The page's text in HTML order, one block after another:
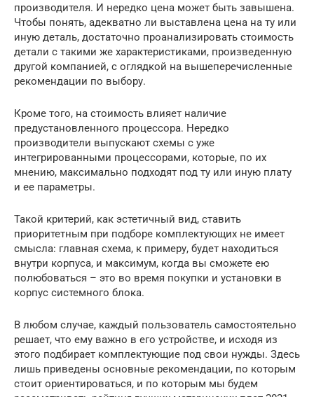
производителя. И нередко цена может быть завышена.
Чтобы понять, адекватно ли выставлена цена на ту или
иную деталь, достаточно проанализировать стоимость
детали с такими же характеристиками, произведенную
другой компанией, с оглядкой на вышеперечисленные
рекомендации по выбору.
Кроме того, на стоимость влияет наличие
предустановленного процессора. Нередко
производители выпускают схемы с уже
интегрированными процессорами, которые, по их
мнению, максимально подходят под ту или иную плату
и ее параметры.
Такой критерий, как эстетичный вид, ставить
приоритетным при подборе комплектующих не имеет
смысла: главная схема, к примеру, будет находиться
внутри корпуса, и максимум, когда вы сможете ею
полюбоваться – это во время покупки и установки в
корпус системного блока.
В любом случае, каждый пользователь самостоятельно
решает, что ему важно в его устройстве, и исходя из
этого подбирает комплектующие под свои нужды. Здесь
лишь приведены основные рекомендации, по которым
стоит ориентироваться, и по которым мы будем